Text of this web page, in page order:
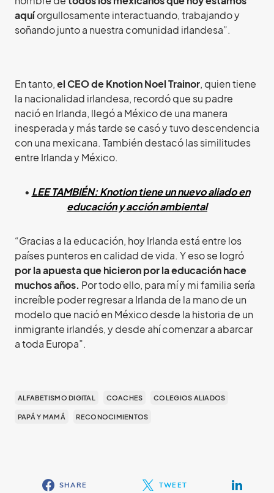
aquíorgullosamente interactuando, trabajando y
soñando junto a nuestra comunidad irlandesa”.
En tanto,el CEO de KnotionNoel Trainor, quien tiene
la nacionalidad irlandesa, recordó que su padre
nació en Irlanda, llegó a México de una manera
inesperada y más tarde se casó y tuvo descendencia
con una mexicana. También destacó las similitudes
entre Irlanda y México.
• LEE TAMBIÉN: Knotion tiene un nuevo aliado en
educación y acción ambiental
“Gracias a la educación, hoy Irlanda está entre los
países punteros en calidad de vida. Y eso se logró
por la apuesta que hicieron por la educación hace
muchos años. Por todo ello, para mí y mi familia sería
increíble poder regresar a Irlanda de la mano de un
modelo que nació en México desde la historia de un
inmigrante irlandés, y desde ahí comenzar a abarcar
a toda Europa”.
ALFABETISMO DIGITAL COACHES COLEGIOS ALIADOS
PAPÁ Y MAMÁ RECONOCIMIENTOS
SHARE TWEET